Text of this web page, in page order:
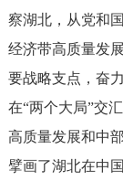
察湖北，从党和
经济带高质量发
要战略支点，奋
在“两个大局”交
高质量发展和中
擘画了湖北在中